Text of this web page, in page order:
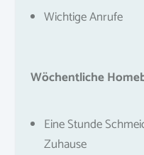
Wichtige Anrufe
Wöchentliche
Eine Stunde
Zuhause